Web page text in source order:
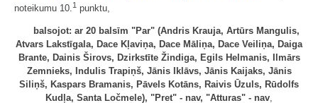
noteikumu 10.1 punktu,
balsojot: ar 20 balsīm "Par" (Andris Krauja, Artūrs Mangulis,
Atvars Lakstīgala, Dace Kļaviņa, Dace Māliņa, Dace Veiliņa, Daiga
Brante, Dainis Širovs, Dzirkstīte Žindiga, Egils Helmanis, Ilmārs
Zemnieks, Indulis Trapiņš, Jānis Iklāvs, Jānis Kaijaks, Jānis
Siliņš, Kaspars Bramanis, Pāvels Kotāns, Raivis Ūzuls, Rūdolfs
Kudļa, Santa Ločmele), "Pret" - nav, "Atturas" - nav,